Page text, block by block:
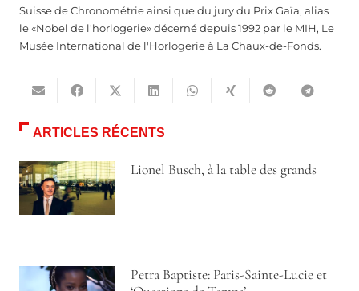
Suisse de Chronométrie ainsi que du jury du Prix Gaïa, alias
le «Nobel de l'horlogerie» décerné depuis 1992 par le MIH, Le
Musée International de l'Horlogerie à La Chaux-de-Fonds.
ARTICLES RÉCENTS
Lionel Busch, à la table des grands
Petra Baptiste: Paris-Sainte-Lucie et